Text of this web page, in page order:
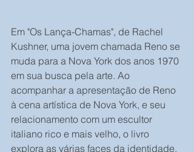
Em "Os Lança-Chamas", de Rachel
Kushner, uma jovem chamada Reno se
muda para a Nova York dos anos 1970
em sua busca pela arte. Ao
acompanhar a apresentação de Reno
à cena artística de Nova York, e seu
relacionamento com um escultor
italiano rico e mais velho, o livro
explora as várias faces da identidade,